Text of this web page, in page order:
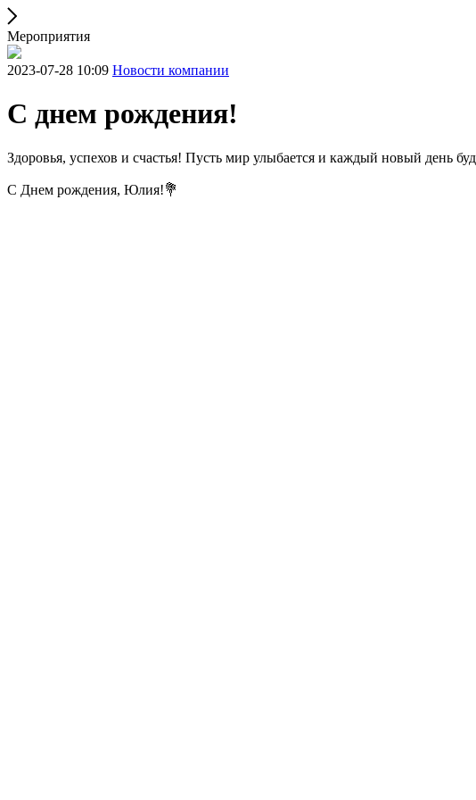
Мероприятия
2023-07-28 10:09 Новости компании
С днем рождения!
Здоровья, успехов и счастья! Пусть мир улыбается и каждый новый день
С Днем рождения, Юлия!💐